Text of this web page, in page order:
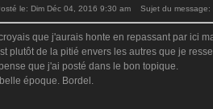
le: Dim Déc 04, 2016 9:30 am Sujet du message:
que j'aurais honte en repassant par ici
plutôt de la pitié envers les autres que je
que j'ai posté dans le bon topique.
époque. Bordel.